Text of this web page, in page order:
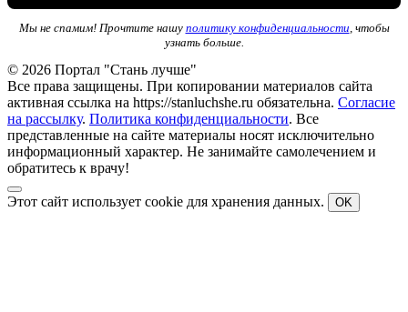
Мы не спамим! Прочтите нашу политику конфиденциальности, чтобы
узнать больше.
© 2026 Портал "Стань лучше"
Все права защищены. При копировании материалов сайта
активная ссылка на https://stanluchshe.ru обязательна. Согласие
на рассылку. Политика конфиденциальности. Все
представленные на сайте материалы носят исключительно
информационный характер. Не занимайте самолечением и
обратитесь к врачу!
Этот сайт использует cookie для хранения данных. OK